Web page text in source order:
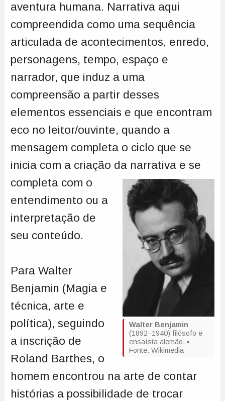
aventura humana. Narrativa aqui
compreendida como uma sequência
articulada de acontecimentos, enredo,
personagens, tempo, espaço e
narrador, que induz a uma
compreensão a partir desses
elementos essenciais e que encontram
eco no leitor/ouvinte, quando a
mensagem completa o ciclo que se
inicia com a criação da narrativa e se
completa
Walter Benjamin
(1892–1940) filósofo e
ensaísta alemão. ▪
Fonte: Wikimedia
com o
entendimento ou a
interpretação de
seu conteúdo.
Para Walter
Benjamin (Magia e
técnica, arte e
política), seguindo
a inscrição de
Roland Barthes, o
homem encontrou na arte de contar
histórias a possibilidade de trocar